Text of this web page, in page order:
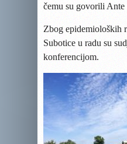
čemu su govorili
Zbog epidemioloških
Subotice u radu su
konferencijom.